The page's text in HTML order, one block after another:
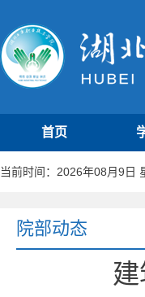
首页
当前时间：2026年08月9日
院部动态